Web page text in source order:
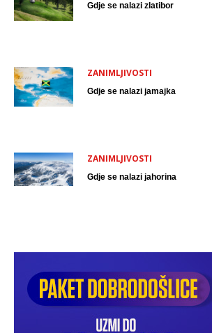
Gdje se nalazi zlatibor
ZANIMLJIVOSTI
Gdje se nalazi jamajka
ZANIMLJIVOSTI
Gdje se nalazi jahorina